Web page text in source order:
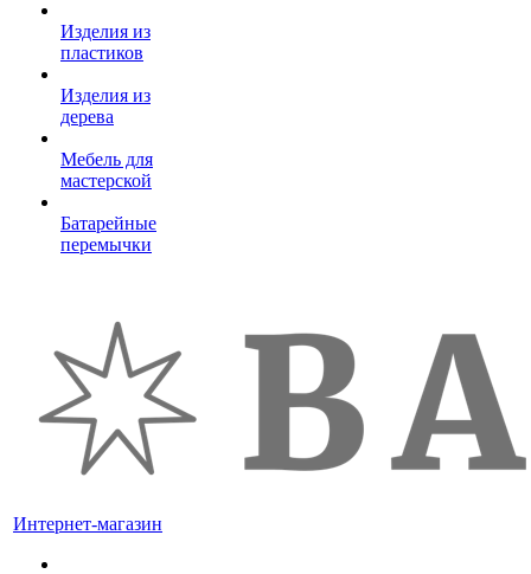
Изделия из
пластиков
Изделия из
дерева
Мебель для
мастерской
Батарейные
перемычки
Интернет-магазин